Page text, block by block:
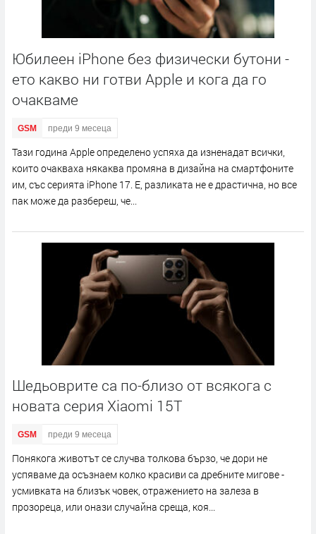
Юбилеен iPhone без физически бутони -
ето какво ни готви Apple и кога да го
очакваме
GSM преди 9 месеца
Тази година Apple определено успяха да изненадат всички,
които очакваха някаква промяна в дизайна на смартфоните
им, със серията iPhone 17. Е, разликата не е драстична, но все
пак може да разбереш, че...
Шедьоврите са по-близо от всякога с
новата серия Xiaomi 15T
GSM преди 9 месеца
Понякога животът се случва толкова бързо, че дори не
успяваме да осъзнаем колко красиви са дребните мигове -
усмивката на близък човек, отражението на залеза в
прозореца, или онази случайна среща, коя...